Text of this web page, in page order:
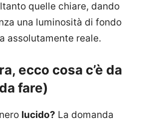
quelle chiare, dando
una luminosità di fondo
assolutamente reale.
ecco cosa c’è da
fare)
lucido? La domanda